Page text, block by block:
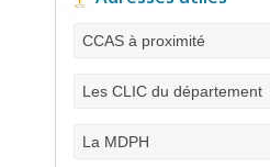
CCAS à proximité
Les CLIC du département
La MDPH